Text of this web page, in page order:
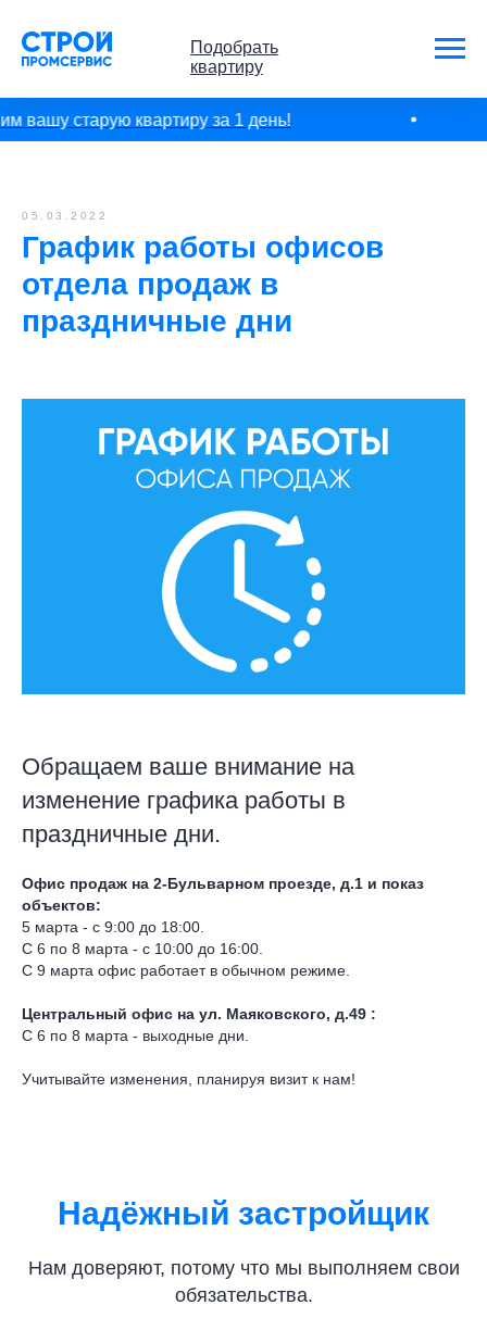
Подобрать
квартиру
вашу старую квартиру за 1 день!
05.03.2022
График работы офисов
отдела продаж в
праздничные дни
Обращаем ваше внимание на
изменение графика работы в
праздничные дни.
Офис продаж на 2-Бульварном проезде, д.1 и показ
объектов:
5 марта - с 9:00 до 18:00.
С 6 по 8 марта - с 10:00 до 16:00.
С 9 марта офис работает в обычном режиме.
Центральный офис на ул. Маяковского, д.49 :
С 6 по 8 марта - выходные дни.
Учитывайте изменения, планируя визит к нам!
Надёжный застройщик
Нам доверяют, потому что мы выполняем свои
обязательства.